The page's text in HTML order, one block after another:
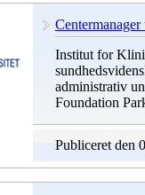
Institut for
administrativ
Foundation
Publiceret den